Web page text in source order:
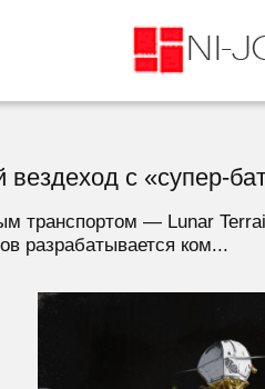
с «супер-
транспортом — Lunar
разрабатывается ком...